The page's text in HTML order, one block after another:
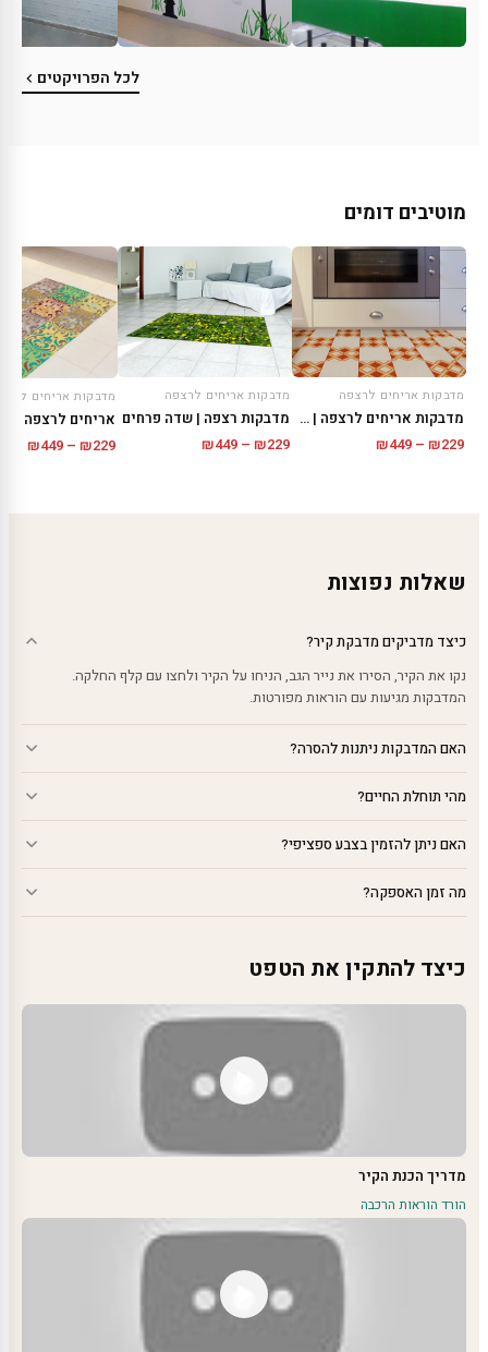
לכל הפרויקטים
מוטיבים דומים
מדבקות אריחים לרצפה
מדבקות אריחים לרצפה | מרובעים לבנים ואדומים
₪229
–
₪449
מדבקות אריחים לרצפה
מדבקות רצפה | שדה פרחים
₪229
–
₪449
מדבקות אריחים
אריחים לרצפה |
₪229
–
₪449
שאלות נפוצות
כיצד מדביקים מדבקת קיר?
נקו את הקיר, הסירו את נייר הגב, הניחו על הקיר ולחצו עם קלף החלקה.
המדבקות מגיעות עם הוראות מפורטות.
האם המדבקות ניתנות להסרה?
מהי תוחלת החיים?
האם ניתן להזמין בצבע ספציפי?
מה זמן האספקה?
כיצד להתקין את הטפט
מדריך הכנת הקיר
הורד הוראות הרכבה